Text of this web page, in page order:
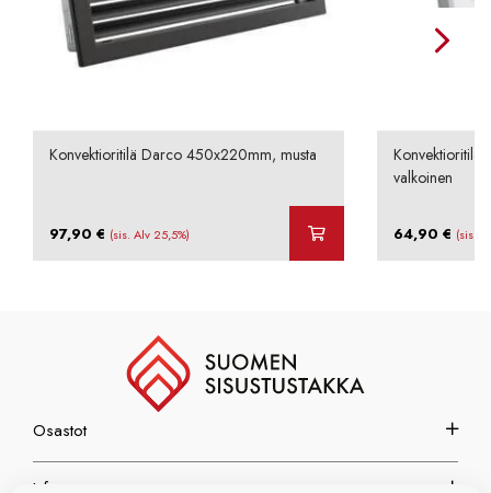
Konvektioritilä Darco 450x220mm, musta
97,90€ (sis. Alv 25,5%)
Konvektioritilä
valkoinen
64,90 € (sis.
Osastot